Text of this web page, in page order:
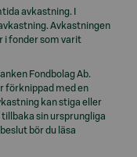
avkastning. I
Avkastningen
i fonder som varit
Fondbolag Ab.
förknippad med en
kan stiga eller
sin ursprungliga
bör du läsa